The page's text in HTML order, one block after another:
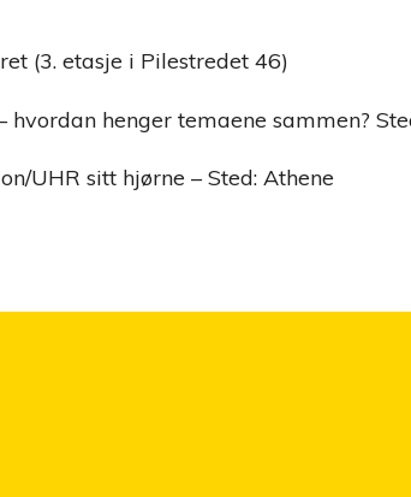
(3. etasje i Pilestredet 46)
hvordan henger temaene sammen?
UHR sitt hjørne – Sted: Athene